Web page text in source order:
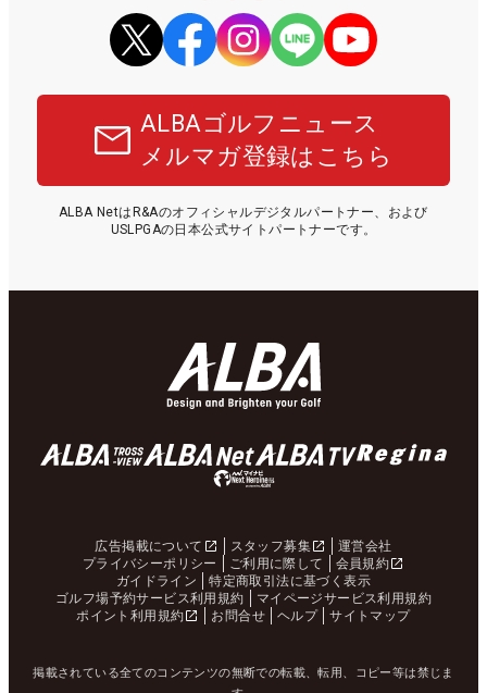
ALBAゴルフニュース
メルマガ登録はこちら
ALBA NetはR&Aのオフィシャルデジタルパートナー、および
USLPGAの日本公式サイトパートナーです。
広告掲載について スタッフ募集
運営会社
プライバシーポリシー
ご利用に際して
会員規約
ガイドライン
特定商取引法に基づく表示
ゴルフ場予約サービス利用規約
マイページサービス利用規約
ポイント利用規約
お問合せ ヘルプ サイトマップ
掲載されている全てのコンテンツの無断での転載、転用、コピー等は禁じま